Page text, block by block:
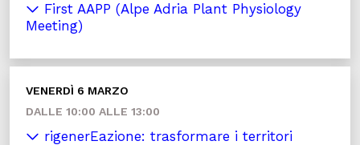
First AAPP (Alpe Adria Plant Physiology
Meeting)
VENERDÌ 6 MARZO
DALLE 10:00 ALLE 13:00
rigenerEazione: trasformare i territori